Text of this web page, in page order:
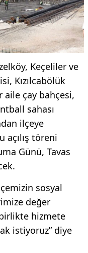
Keçeliler ve
Kızılcabölük
aile çay bahçesi,
sahası
ilçeye
açılış töreni
Günü, Tavas
sosyal
değer
birlikte hizmete
istiyoruz” diye